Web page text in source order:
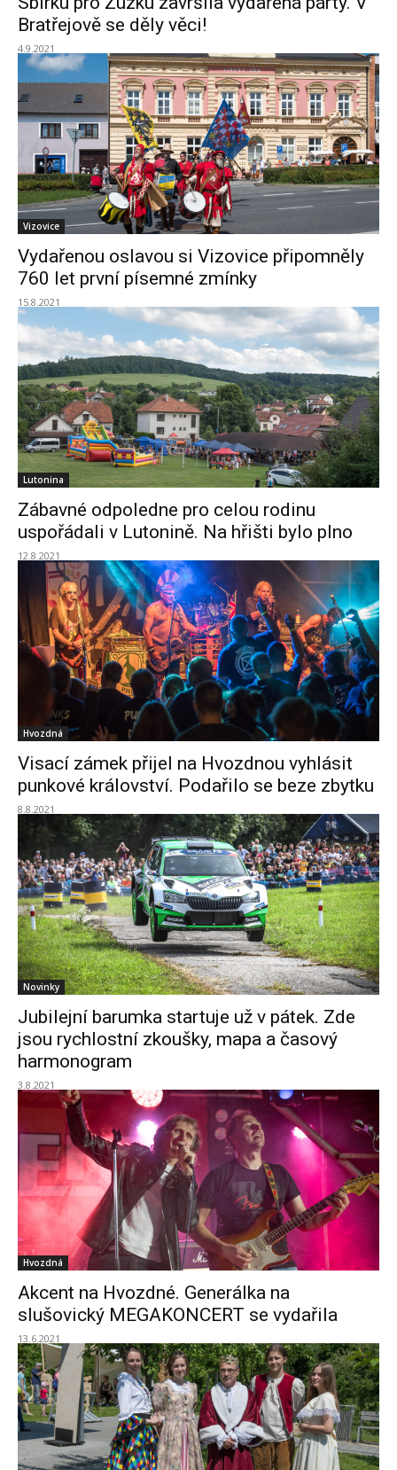
Bratřejově se děly věci!
4.9.2021
Vizovice
Vydařenou oslavou si Vizovice připomněly
760 let první písemné zmínky
15.8.2021
Lutonina
Zábavné odpoledne pro celou rodinu
uspořádali v Lutonině. Na hřišti bylo plno
12.8.2021
Hvozdná
Visací zámek přijel na Hvozdnou vyhlásit
punkové království. Podařilo se beze zbytku
8.8.2021
Novinky
Jubilejní barumka startuje už v pátek. Zde
jsou rychlostní zkoušky, mapa a časový
harmonogram
3.8.2021
Hvozdná
Akcent na Hvozdné. Generálka na
slušovický MEGAKONCERT se vydařila
13.6.2021